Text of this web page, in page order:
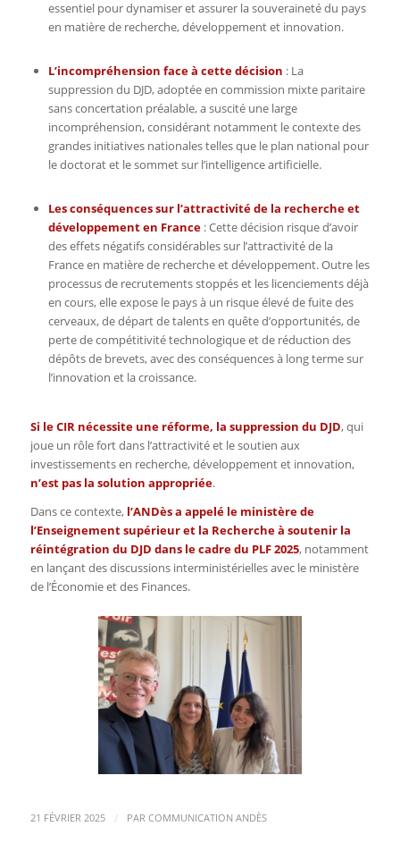
essentiel pour dynamiser et assurer la souveraineté du pays
en matière de recherche, développement et innovation.
L’incompréhension face à cette décision : La
suppression du DJD, adoptée en commission mixte paritaire
sans concertation préalable, a suscité une large
incompréhension, considérant notamment le contexte des
grandes initiatives nationales telles que le plan national pour
le doctorat et le sommet sur l’intelligence artificielle.
Les conséquences sur l’attractivité de la recherche et
développement en France: Cette décision risque d’avoir
des effets négatifs considérables sur l’attractivité de la
France en matière de recherche et développement. Outre les
processus de recrutements stoppés et les licenciements déjà
en cours, elle expose le pays à un risque élevé de fuite des
cerveaux, de départ de talents en quête d’opportunités, de
perte de compétitivité technologique et de réduction des
dépôts de brevets, avec des conséquences à long terme sur
l’innovation et la croissance.
Si le CIR nécessite une réforme, la suppression du DJD, qui
joue un rôle fort dans l’attractivité et le soutien aux
investissements en recherche, développement et innovation,
n’est pas la solution appropriée.
Dans ce contexte,l’ANDès a appelé le ministère de
l’Enseignement supérieur et la Recherche à soutenir la
réintégration du DJD dans le cadre du PLF 2025, notamment
en lançant des discussions interministérielles avec le ministère
de l’Économie et des Finances.
21 FÉVRIER 2025 / PAR COMMUNICATION ANDÈS